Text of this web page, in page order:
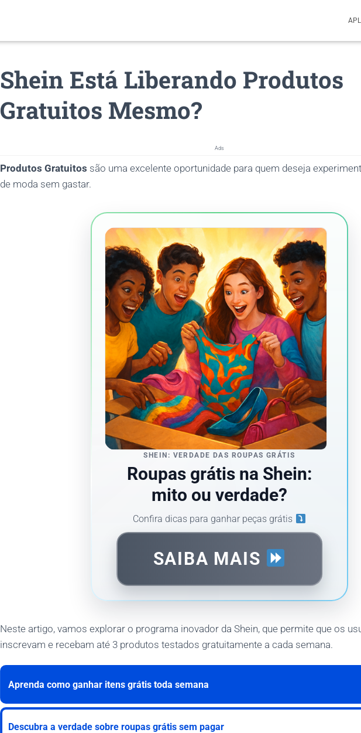
Shein Está Liberando Produtos
Gratuitos Mesmo?
Ads
Produtos Gratuitos são uma excelente oportunidade para quem deseja
de moda sem gastar.
SHEIN: VERDADE DAS ROUPAS GRÁTIS
Roupas grátis na Shein:
mito ou verdade?
Confira dicas para ganhar peças grátis
SAIBA MAIS
Neste artigo, vamos explorar o programa inovador da Shein, que permite que os
inscrevam e recebam até 3 produtos testados gratuitamente a cada semana.
Aprenda como ganhar itens grátis toda semana
Descubra a verdade sobre roupas grátis sem pagar